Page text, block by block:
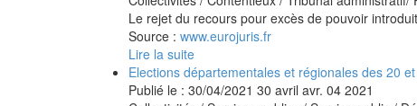
Le rejet du recours pour excès de pouvoir
Source : www.eurojuris.fr
Lire la suite
Elections départementales et régionales des 20
Publié le : 30/04/2021 30 avril avr. 04 2021